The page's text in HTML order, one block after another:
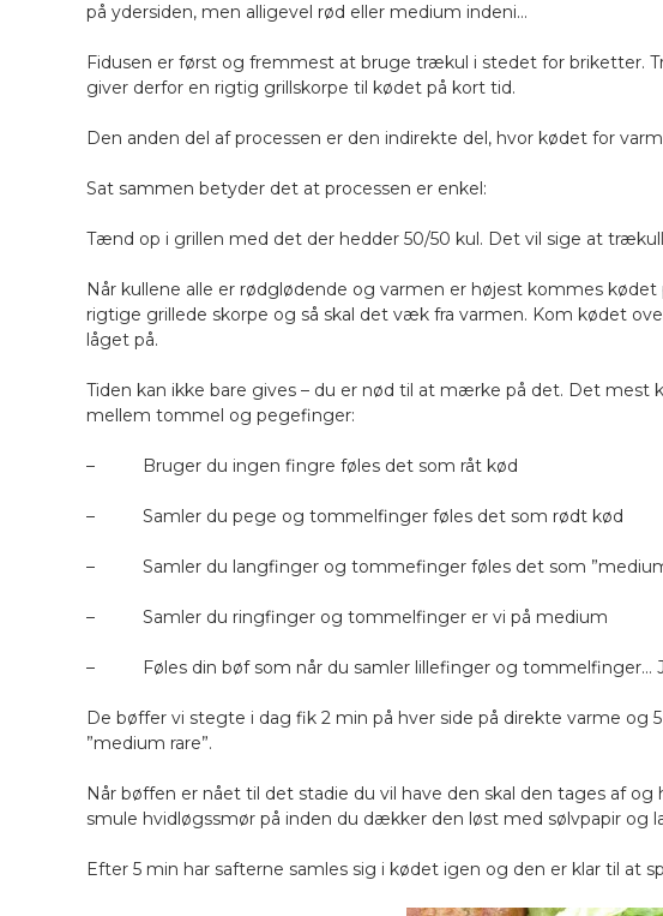
på ydersiden, men alligevel rød eller medium indeni…
Fidusen er først og fremmest at bruge trækul i stedet for briketter.
giver derfor en rigtig grillskorpe til kødet på kort tid.
Den anden del af processen er den indirekte del, hvor kødet for
Sat sammen betyder det at processen er enkel:
Tænd op i grillen med det der hedder 50/50 kul. Det vil sige at
Når kullene alle er rødglødende og varmen er højest kommes
rigtige grillede skorpe og så skal det væk fra varmen. Kom kødet
låget på.
Tiden kan ikke bare gives – du er nød til at mærke på det. Det
mellem tommel og pegefinger:
– Bruger du ingen fingre føles det som råt kød
– Samler du pege og tommelfinger føles det som rødt kød
– Samler du langfinger og tommefinger føles det som
– Samler du ringfinger og tommelfinger er vi på medium
– Føles din bøf som når du samler lillefinger og tommelfinger…
De bøffer vi stegte i dag fik 2 min på hver side på direkte varme og
”medium rare”.
Når bøffen er nået til det stadie du vil have den skal den tages af
smule hvidløgssmør på inden du dækker den løst med sølvpapir og
Efter 5 min har safterne samles sig i kødet igen og den er klar til at